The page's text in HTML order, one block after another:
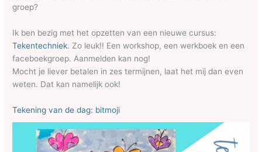
groep?
Ik ben bezig met het opzetten van een nieuwe cursus:
Tekentechniek. Zo leuk!! Een workshop, een werkboek en een
faceboekgroep. Aanmelden kan nog!
Mocht je liever betalen in zes termijnen, laat het mij dan even
weten. Dat kan namelijk ook!
Tekening van de dag: bitmoji